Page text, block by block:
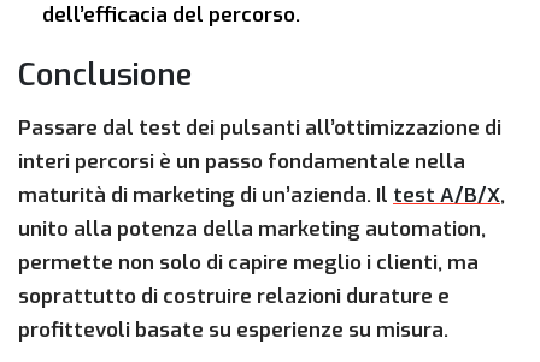
dell’efficacia del percorso.
Conclusione
Passare dal test dei pulsanti all’ottimizzazione di
interi percorsi è un passo fondamentale nella
maturità di marketing di un’azienda. Il test A/B/X,
unito alla potenza della marketing automation,
permette non solo di capire meglio i clienti, ma
soprattutto di costruire relazioni durature e
profittevoli basate su esperienze su misura.